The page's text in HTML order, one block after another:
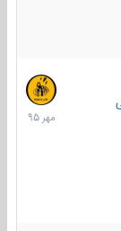
27
مهر
1395